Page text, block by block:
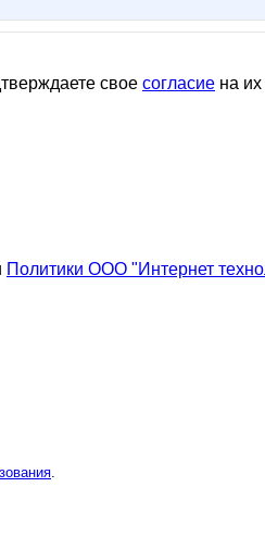
свое согласие на
Политики ООО "Интернет
.